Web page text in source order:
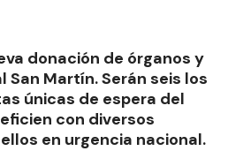
donación de órganos y
Martín. Serán seis los
únicas de espera del
con diversos
en urgencia nacional.